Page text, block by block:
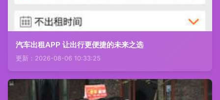
汽车出租APP 让出行更便捷的未来之选
更新：2026-08-06 10:33:25